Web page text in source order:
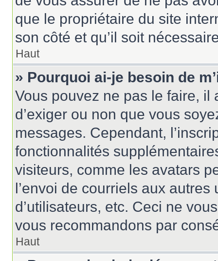
que le propriétaire du site
son côté et qu’il soit
Haut
» Pourquoi ai-je besoin de
Vous pouvez ne pas le faire, il
d’exiger ou non que vous
messages. Cependant,
fonctionnalités
visiteurs, comme les avatars
l’envoi de courriels aux
d’utilisateurs, etc. Ceci ne
vous recommandons par
Haut